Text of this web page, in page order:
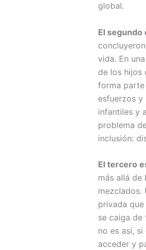
global.
El segundo
vida. En
de los hijos
forma parte
esfuerzos y
infantiles y
problema
inclusión:
El tercero
más allá de
mezclados.
privada
se caiga de
no es así,
acceder y